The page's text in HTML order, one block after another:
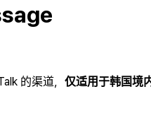
的渠道， 仅适用于韩国境